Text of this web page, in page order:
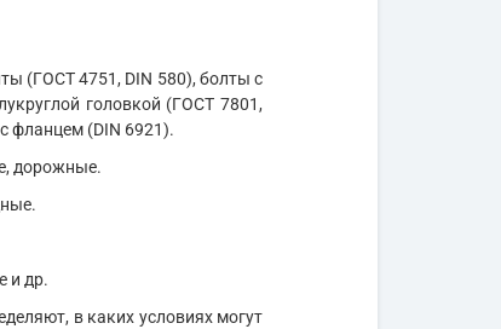
(ГОСТ 4751, DIN 580), болты с
головкой (ГОСТ 7801,
фланцем (DIN 6921).
дорожные.
и др.
в каких условиях могут